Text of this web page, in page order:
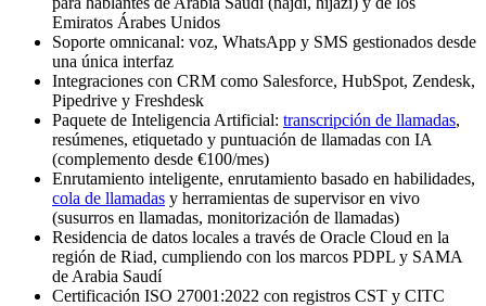
Emiratos Árabes Unidos
Soporte omnicanal: voz, WhatsApp y SMS gestionados desde
una única interfaz
Integraciones con CRM como Salesforce, HubSpot, Zendesk,
Pipedrive y Freshdesk
Paquete de Inteligencia Artificial: transcripción de llamadas,
resúmenes, etiquetado y puntuación de llamadas con IA
(complemento desde €100/mes)
Enrutamiento inteligente, enrutamiento basado en habilidades,
cola de llamadas y herramientas de supervisor en vivo
(susurros en llamadas, monitorización de llamadas)
Residencia de datos locales a través de Oracle Cloud en la
región de Riad, cumpliendo con los marcos PDPL y SAMA
de Arabia Saudí
Certificación ISO 27001:2022 con registros CST y CITC